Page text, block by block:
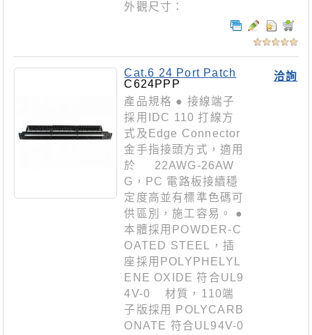
外觀尺寸：
洽詢
Cat.6 24 Port Patch
Panel
C624PPP
產品規格 ● 接線端子
採用IDC 110 打線方
式及Edge Connector
金手指接頭方式，適用
於 22AWG-26AW
G，PC 電路板接續穩
定度高並有標準色碼可
供區別，施工容易。 ●
本體採用POWDER-C
OATED STEEL，插
座採用POLYPHELYL
ENE OXIDE 符合UL9
4V-0 材質，110端
子版採用 POLYCARB
ONATE 符合UL94V-0